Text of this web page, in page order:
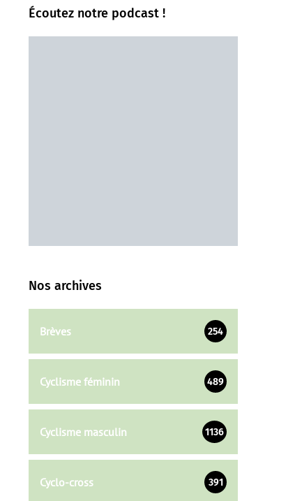
Écoutez notre podcast !
Nos archives
Brèves 254
Cyclisme féminin 489
Cyclisme masculin 1136
Cyclo-cross 391